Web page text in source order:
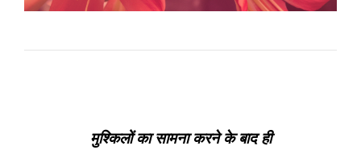
मुश्किलों का सामना करने के बाद ही